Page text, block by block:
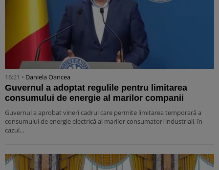
16:21 • Daniela Oancea
Guvernul a adoptat regulile pentru limitarea
consumului de energie al marilor companii
Guvernul a aprobat vineri cadrul care permite limitarea temporară a
consumului de energie electrică al marilor consumatori industriali, în
cazul…